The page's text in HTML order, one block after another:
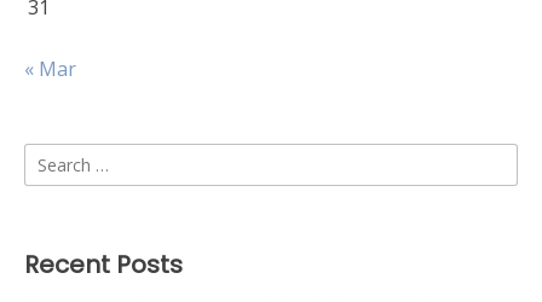
31
« Mar
Search
for:
Recent Posts